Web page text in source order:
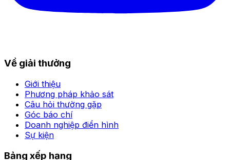
Về giải thưởng
Giới thiệu
Phương pháp khảo sát
Câu hỏi thường gặp
Góc báo chí
Doanh nghiệp điển hình
Sự kiện
Bảng xếp hạng